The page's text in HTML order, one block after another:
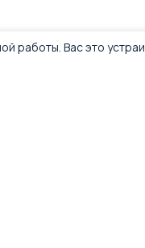
работы. Вас это